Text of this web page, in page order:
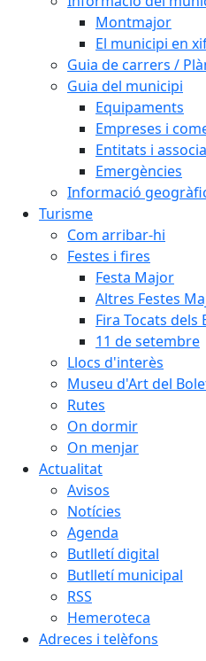
Montmajor
El municipi en
Guia de carrers /
Guia del municipi
Equipaments
Empreses i
Entitats i
Emergències
Informació
Turisme
Com arribar-hi
Festes i fires
Festa Major
Altres Festes
Fira Tocats dels
11 de setembre
Llocs d'interès
Museu d'Art del
Rutes
On dormir
On menjar
Actualitat
Avisos
Notícies
Agenda
Butlletí digital
Butlletí municipal
RSS
Hemeroteca
Adreces i telèfons